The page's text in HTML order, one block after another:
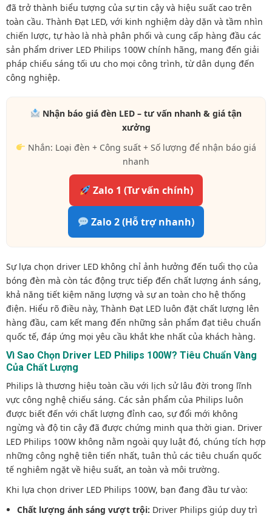
đã trở thành biểu tượng của sự tin cậy và hiệu suất cao trên
toàn cầu. Thành Đạt LED, với kinh nghiệm dày dặn và tầm nhìn
chiến lược, tự hào là nhà phân phối và cung cấp hàng đầu các
sản phẩm driver LED Philips 100W chính hãng, mang đến giải
pháp chiếu sáng tối ưu cho mọi công trình, từ dân dụng đến
công nghiệp.
Nhận báo giá đèn LED – tư vấn nhanh & giá tận
xưởng
Nhắn: Loại đèn + Công suất + Số lượng để nhận báo giá
nhanh
Zalo 1 (Tư vấn chính)
Zalo 2 (Hỗ trợ nhanh)
Sự lựa chọn driver LED không chỉ ảnh hưởng đến tuổi thọ của
bóng đèn mà còn tác động trực tiếp đến chất lượng ánh sáng,
khả năng tiết kiệm năng lượng và sự an toàn cho hệ thống
điện. Hiểu rõ điều này, Thành Đạt LED luôn đặt chất lượng lên
hàng đầu, cam kết mang đến những sản phẩm đạt tiêu chuẩn
quốc tế, đáp ứng mọi yêu cầu khắt khe nhất của khách hàng.
Vì Sao Chọn Driver LED Philips 100W? Tiêu Chuẩn Vàng
Của Chất Lượng
Philips là thương hiệu toàn cầu với lịch sử lâu đời trong lĩnh
vực công nghệ chiếu sáng. Các sản phẩm của Philips luôn
được biết đến với chất lượng đỉnh cao, sự đổi mới không
ngừng và độ tin cậy đã được chứng minh qua thời gian. Driver
LED Philips 100W không nằm ngoài quy luật đó, chúng tích hợp
những công nghệ tiên tiến nhất, tuân thủ các tiêu chuẩn quốc
tế nghiêm ngặt về hiệu suất, an toàn và môi trường.
Khi lựa chọn driver LED Philips 100W, bạn đang đầu tư vào:
Chất lượng ánh sáng vượt trội: Driver Philips giúp duy trì